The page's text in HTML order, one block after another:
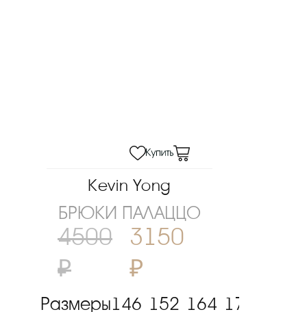
Kevin Yong
БРЮКИ ПАЛАЦЦО
4500
₽
3150
₽
Размеры146 152 164 170